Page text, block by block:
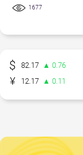
1677
82.17 ▲ 0.76
12.17
▲ 0.11